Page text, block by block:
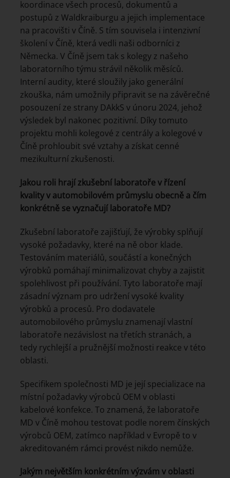
koordinace všech procesů, dokumentů a
postupů z Waldkraiburgu a jejich implementace
na pracovišti v Číně. S tím souvisela i intenzivní
školení v Číně, která vedli naši odborníci z
Německa. V Číně jsem tak s kolegy z našeho
laboratorního týmu strávil několik měsíců.
Interní audity, které sloužily jako generální
zkouška, nám umožnily připravit se na závěrečné
posouzení ze strany DAkkS v únoru 2024, jehož
výsledek byl nakonec pozitivní. Díky tomuto
projektu mohli kolegové z centrály a kolegové v
Číně prohloubit své vztahy a získat cenné
mezikulturní zkušenosti.
Jakou roli hrají zkušební laboratoře v řízení
kvality v automobilovém průmyslu obecně a čím
konkrétně se vyznačují laboratoře MD?
Zkušební laboratoře zajišťují, že výrobky splňují
vysoké požadavky, které na ně obor klade.
Testováním materiálů, součástí a konečných
výrobků pomáhají minimalizovat chyby a zajistit
spolehlivost při používání. Tyto laboratoře mají
zásadní význam pro udržení vysoké kvality
výrobků a procesů. Pro dodavatele
automobilového průmyslu znamenají vlastní
laboratoře nezávislost na třetích stranách, a
tedy rychlejší a pružnější možnosti reakce v této
oblasti.
Specifikem společnosti MD je její specializace na
místní požadavky výrobců OEM v oblasti
kabelové konfekce. To znamená, že laboratoře
MD v Číně mohou testovat podle norem čínských
výrobců OEM, zatímco například v Evropě to v
akreditovaném rámci provést nikdo nemůže.
Jakým největším konkrétním výzvám v oblasti